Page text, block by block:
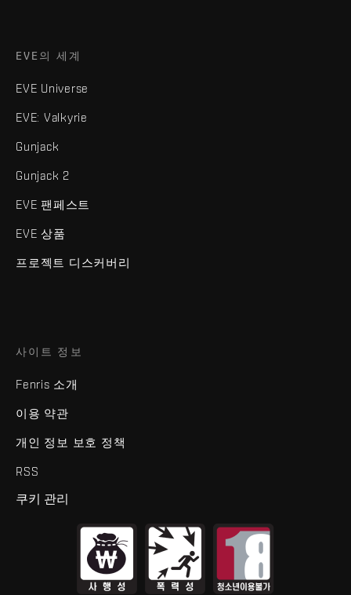
EVE의 세계
EVE Universe
EVE: Valkyrie
Gunjack
Gunjack 2
EVE 팬페스트
EVE 상품
프로젝트 디스커버리
사이트 정보
Fenris 소개
이용 약관
개인 정보 보호 정책
RSS
쿠키 관리